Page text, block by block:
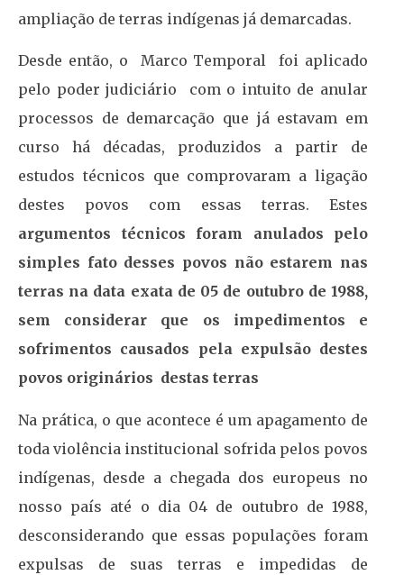
ampliação de terras indígenas já demarcadas.
Desde então, o Marco Temporal foi aplicado
pelo poder judiciário com o intuito de anular
processos de demarcação que já estavam em
curso há décadas, produzidos a partir de
estudos técnicos que comprovaram a ligação
destes povos com essas terras. Estes
argumentos técnicos foram anulados pelo
simples fato desses povos não estarem nas
terras na data exata de 05 de outubro de 1988,
sem considerar que os impedimentos e
sofrimentos causados pela expulsão destes
povos originários destas terras
Na prática, o que acontece é um apagamento de
toda violência institucional sofrida pelos povos
indígenas, desde a chegada dos europeus no
nosso país até o dia 04 de outubro de 1988,
desconsiderando que essas populações foram
expulsas de suas terras e impedidas de